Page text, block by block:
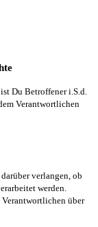
Du Betroffener i.S.d.
Verantwortlichen
verlangen, ob
werden.
über